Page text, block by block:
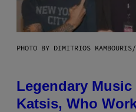
PHOTO BY DIMITRIOS KAMBOURIS/
Legendary Music
Katsis, Who